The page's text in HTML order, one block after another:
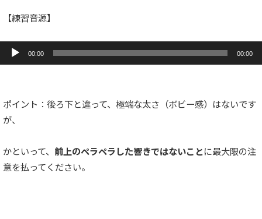
【練習音源】
音
プ
00:00 00:00
ポイント：後ろ下と違って、極端な太さ（ボビー感）はないです
が、
かといって、 前上のペラペラした響きではないことに最大限の注
意を払ってください。